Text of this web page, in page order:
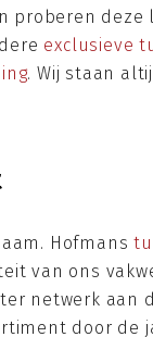
proberen deze
exclusieve
. Wij staan
Hofmans
van ons
netwerk aan
door de